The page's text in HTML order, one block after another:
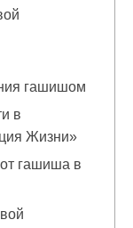
гашишом
в
Жизни»
гашиша в